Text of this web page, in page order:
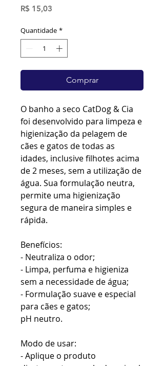
R$ 15,03
Quantidade *
Comprar
O banho a seco CatDog & Cia
foi desenvolvido para limpeza e
higienização da pelagem de
cães e gatos de todas as
idades, inclusive filhotes acima
de 2 meses, sem a utilização de
água. Sua formulação neutra,
permite uma higienização
segura de maneira simples e
rápida.
Benefícios:
- Neutraliza o odor;
- Limpa, perfuma e higieniza
sem a necessidade de água;
- Formulação suave e especial
para cães e gatos;
pH neutro.
Modo de usar:
- Aplique o produto